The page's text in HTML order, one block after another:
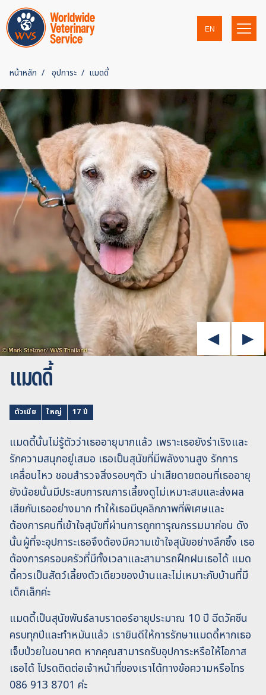
EN
หน้าหลัก อุปการะ แมดดี้
แมดดี้
ตัวเมีย ใหญ่ 17 ปี
แมดดี้นั้นไม่รู้ตัวว่าเธออายุมากแล้ว เพราะเธอยังร่าเริงและ
รักความสนุกอยู่เสมอ เธอเป็นสุนัขที่มีพลังงานสูง รักการ
เคลื่อนไหว ชอบสำรวจสิ่งรอบๆตัว น่าเสียดายตอนที่เธออายุ
ยังน้อยนั้นมีประสบการณการเลี้ยงดูไม่เหมาะสมและส่งผล
เสียกับเธออย่างมาก ทำให้เธอมีบุคลิกภาพที่พิเศษและ
ต้องการคนที่เข้าใจสุนัขที่ผ่านการถูกทารุณกรรมมาก่อน ดัง
นั้นผู้ที่จะอุปการะเธอจึงต้องมีความเข้าใจสุนัขอย่างลึกซึ้ง เธอ
ต้องการครอบครัวที่มีทั้งเวลาและสามารถฝึกฝนเธอได้ แมด
ดี้ควรเป็นสัตว์เลี้ยงตัวเดียวของบ้านและไม่เหมาะกับบ้านที่มี
เด็กเล็กค่ะ
แมดดี้เป็นสุนัขพันธ์ลาบราดอร์อายุประมาณ 10 ปี ฉีดวัคซีน
ครบทุกปีและทำหมันแล้ว เรายินดีให้การรักษาแมดดี้หากเธอ
เจ็บป่วยในอนาคต หากคุณสามารถรับอุปการะหรือให้โอกาส
เธอได้ โปรดติดต่อเจ้าหน้าที่ของเราได้ทางข้อความหรือโทร
086 913 8701 ค่ะ